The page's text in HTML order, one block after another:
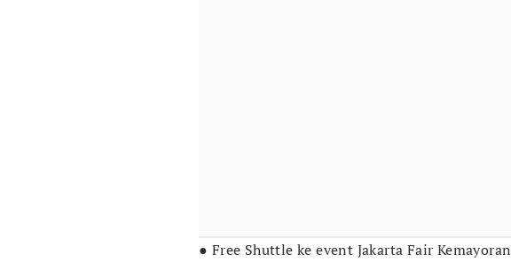
● Free Shuttle ke event Jakarta Fair Kemayoran